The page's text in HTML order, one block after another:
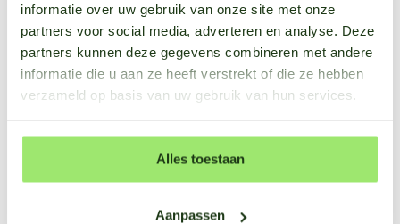
informatie over uw gebruik van onze site met onze
partners voor social media, adverteren en analyse. Deze
partners kunnen deze gegevens combineren met andere
informatie die u aan ze heeft verstrekt of die ze hebben
verzameld op basis van uw gebruik van hun services.
Alles toestaan
Aanpassen
Commencez votre essai
gratuit
1. Créez votre compte
Essayez notre plateforme
gratuitement pendant 10 jours.
2. Télécharger l'application